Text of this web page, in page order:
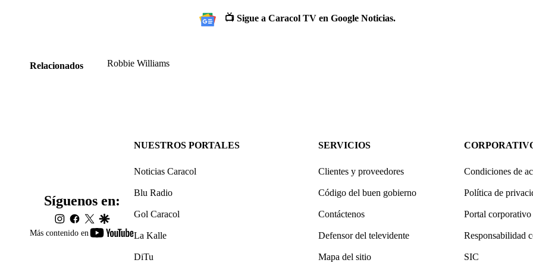
📺 Sigue a Caracol TV en Google Noticias.
Relacionados Robbie Williams
Más contenido en
youtube-
Síguenos en:
instagram
facebook
twittergoogle
NUESTROS PORTALES
Noticias Caracol
Blu Radio
Gol Caracol
La Kalle
DiTu
SERVICIOS
Clientes y proveedores
Código del buen gobierno
Contáctenos
Defensor del televidente
Mapa del sitio
Condiciones de
Política de
Portal corporativo
Responsabilidad
SIC